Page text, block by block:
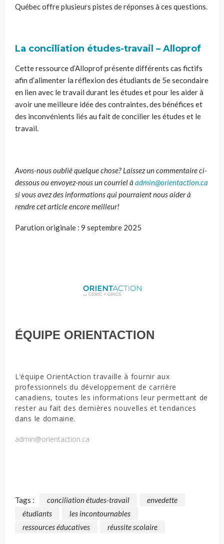
Québec offre plusieurs pistes de réponses à ces questions.
La conciliation études-travail – Alloprof
Cette ressource d’Alloprof présente différents cas fictifs
afin d’alimenter la réflexion des étudiants de 5e secondaire
en lien avec le travail durant les études et pour les aider à
avoir une meilleure idée des contraintes, des bénéfices et
des inconvénients liés au fait de concilier les études et le
travail.
Avons-nous oublié quelque chose? Laissez un commentaire ci-
dessous ou envoyez-nous un courriel à admin@orientaction.ca
si vous avez des informations qui pourraient nous aider à
rendre cet article encore meilleur!
Parution originale : 9 septembre 2025
ÉQUIPE ORIENTACTION
L’équipe OrientAction travaille à fournir aux
professionnels du développement de carrière
canadiens, toutes les informations leur permettant de
rester au fait des dernières nouvelles et tendances
dans le domaine.
admin@orientaction.ca
Tags : conciliation études-travail
envedette
étudiants
les incontournables
ressources éducatives
réussite scolaire